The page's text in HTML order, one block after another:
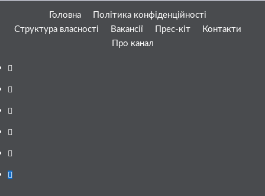
Головна
Політика конфіденційності
Структура власності
Вакансії Прес-кіт
Контакти
Про канал
Facebook
YouTube
Telegram
Instagram
Twitter
Google